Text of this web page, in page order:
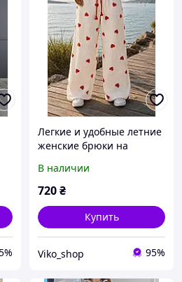
Легкие и удобные летние
женские брюки на
качественного приятного
к телу муслина 42-46, 48-
В наличии
720₴
Купить
Viko_shop 95%